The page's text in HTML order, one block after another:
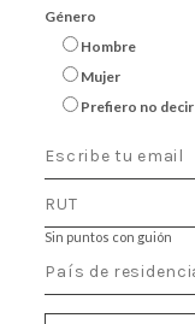
Género
Hombre
Mujer
Prefiero no decir
Sin puntos con guión